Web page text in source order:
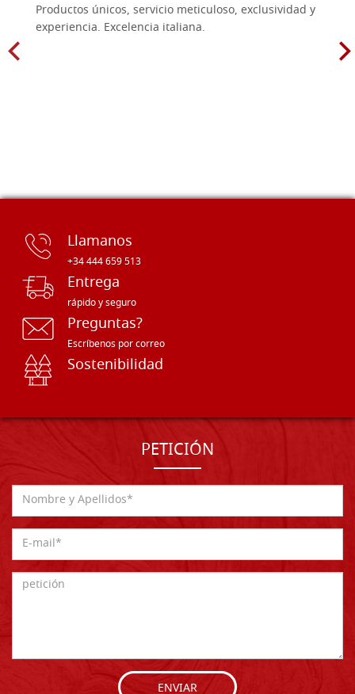
Productos únicos, servicio meticuloso, exclusividad y
experiencia. Excelencia italiana.
Llamanos
+34 444 659 513
Entrega
rápido y seguro
Preguntas?
Escríbenos por correo
Sostenibilidad
PETICIÓN
ENVIAR